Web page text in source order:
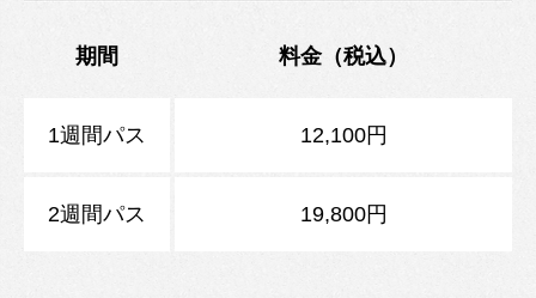
期間 料金（税込）
1週間パス 12,100円
2週間パス 19,800円